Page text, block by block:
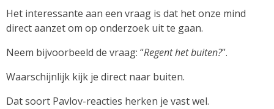
Het interessante aan een vraag is dat het onze mind
direct aanzet om op onderzoek uit te gaan.
Neem bijvoorbeeld de vraag: “Regent het buiten?”.
Waarschijnlijk kijk je direct naar buiten.
Dat soort Pavlov-reacties herken je vast wel.